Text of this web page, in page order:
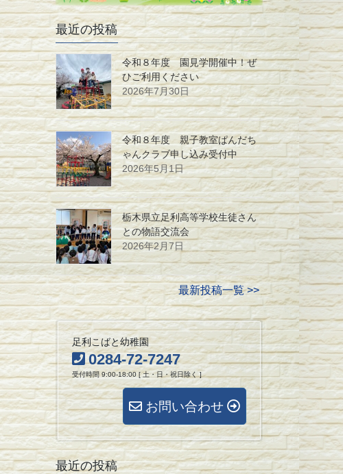
最近の投稿
令和８年度 園見学開催中！ぜ
ひご利用ください
2026年7月30日
令和８年度 親子教室ぱんだち
ゃんクラブ申し込み受付中
2026年5月1日
栃木県立足利高等学校生徒さん
との物語交流会
2026年2月7日
最新投稿一覧 >>
足利こばと幼稚園
0284-72-7247
受付時間 9:00-18:00 [ 土・日・祝日除く ]
お問い合わせ
最近の投稿